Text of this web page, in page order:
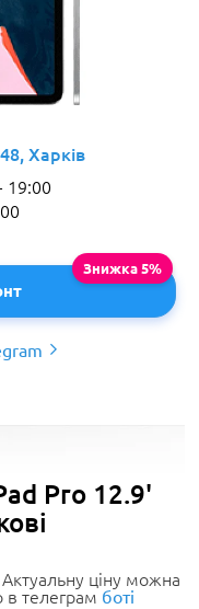
Харків
19:00
Pro 12.9'
Актуальну ціну можна
в телеграм боті